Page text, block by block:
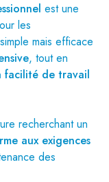
est une
les
mais efficace
, tout en
facilité de travail
recherchant un
aux exigences
des